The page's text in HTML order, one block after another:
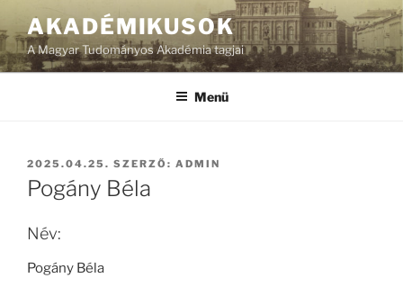
AKADÉMIKUSOK
A Magyar Tudományos Akadémia tagjai
Menü
BEKÜLDVE:
2025.04.25. SZERZŐ: ADMIN
Pogány Béla
Név:
Pogány Béla